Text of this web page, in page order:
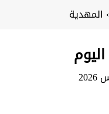
المهدية